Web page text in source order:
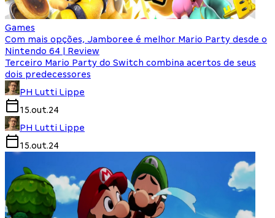
Games
Com mais opções, Jamboree é melhor Mario Party desde o
Nintendo 64 | Review
Terceiro Mario Party do Switch combina acertos de seus
dois predecessores
PH Lutti Lippe
15.out.24
PH Lutti Lippe
15.out.24